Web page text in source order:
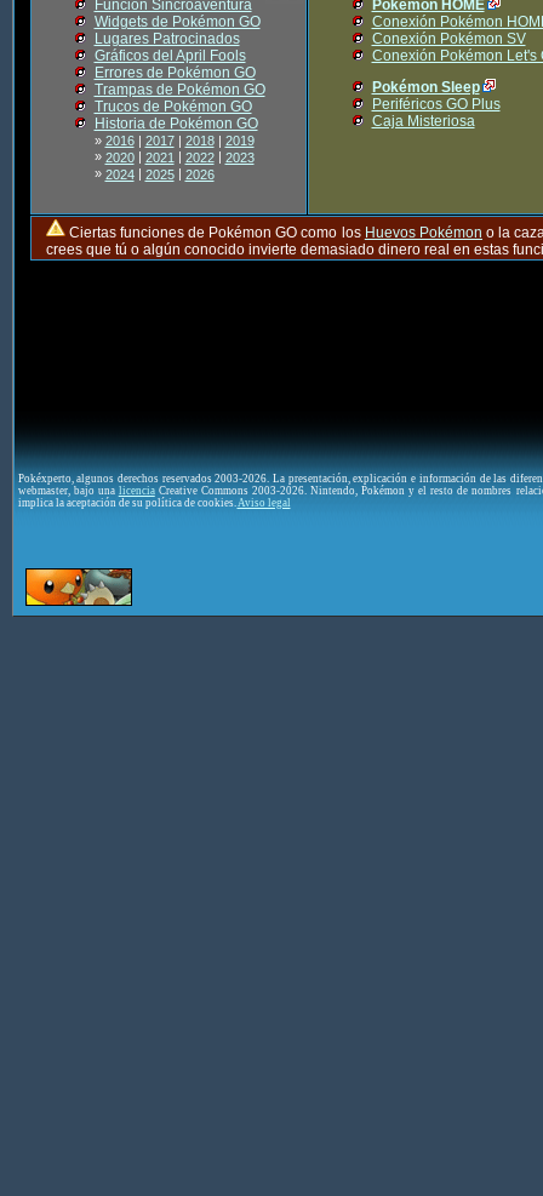
Función Sincroaventura
Widgets de Pokémon GO
Lugares Patrocinados
Gráficos del April Fools
Errores de Pokémon GO
Trampas de Pokémon GO
Trucos de Pokémon GO
Historia de Pokémon GO
» 2016| 2017| 2018| 2019
» 2020| 2021| 2022| 2023
» 2024| 2025| 2026
Pokémon HOME
Conexión Pokémon
Conexión Pokémon SV
Conexión Pokémon Let's
Pokémon Sleep
Periféricos GO Plus
Caja Misteriosa
Ciertas funciones de Pokémon GO como los Huevos Pokémon o la
crees que tú o algún conocido invierte demasiado dinero real en estas
Pokéxperto, algunos derechos reservados 2003-2026. La presentación, explicación e información de las
webmaster, bajo una licenciaCreative Commons 2003-2026. Nintendo, Pokémon y el resto de nombres
implica la aceptación de su política de cookies. Aviso legal